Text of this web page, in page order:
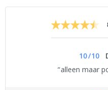
10/10
alleen maar